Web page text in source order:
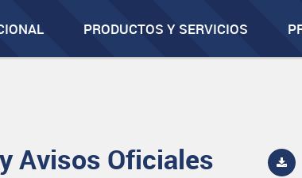
PRODUCTOS Y SERVICIOS
Avisos Oficiales